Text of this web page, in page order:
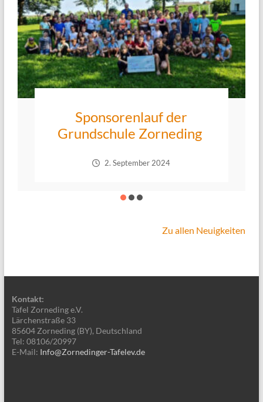
Sponsorenlauf der
Grundschule Zorneding
2. September 2024
Zu allen Neuigkeiten
Kontakt:
Tafel Zorneding e.V.
Lärchenstraße 33
85604 Zorneding (BY), Deutschland
Tel: 08106/20997
E-Mail: Info@Zornedinger-Tafelev.de